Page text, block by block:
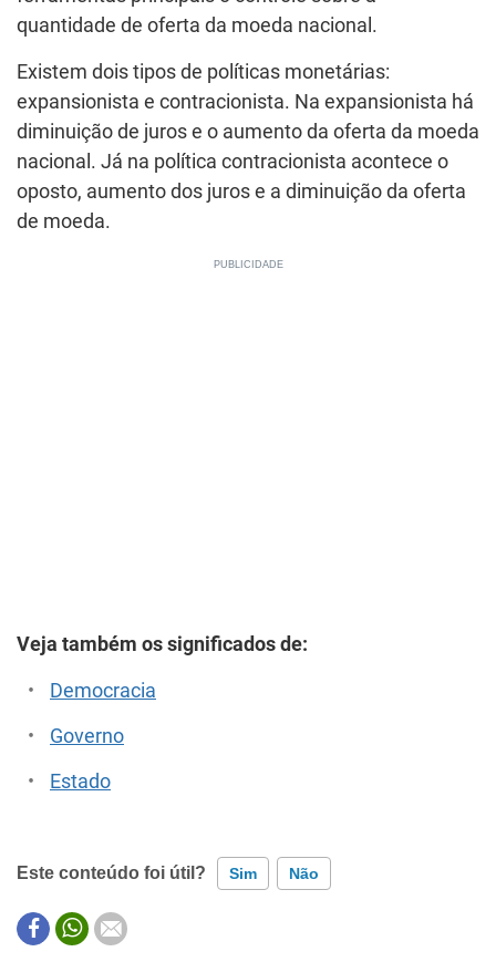
quantidade de oferta da moeda nacional.
Existem dois tipos de políticas monetárias:
expansionista e contracionista. Na expansionista há
diminuição de juros e o aumento da oferta da moeda
nacional. Já na política contracionista acontece o
oposto, aumento dos juros e a diminuição da oferta
de moeda.
Veja também os significados de:
Democracia
Governo
Estado
Este conteúdo foi útil? Sim Não